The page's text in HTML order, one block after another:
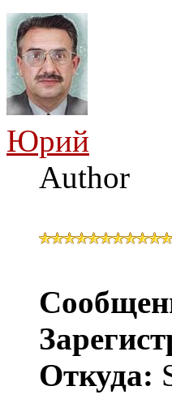
Юрий
Author
Откуда: